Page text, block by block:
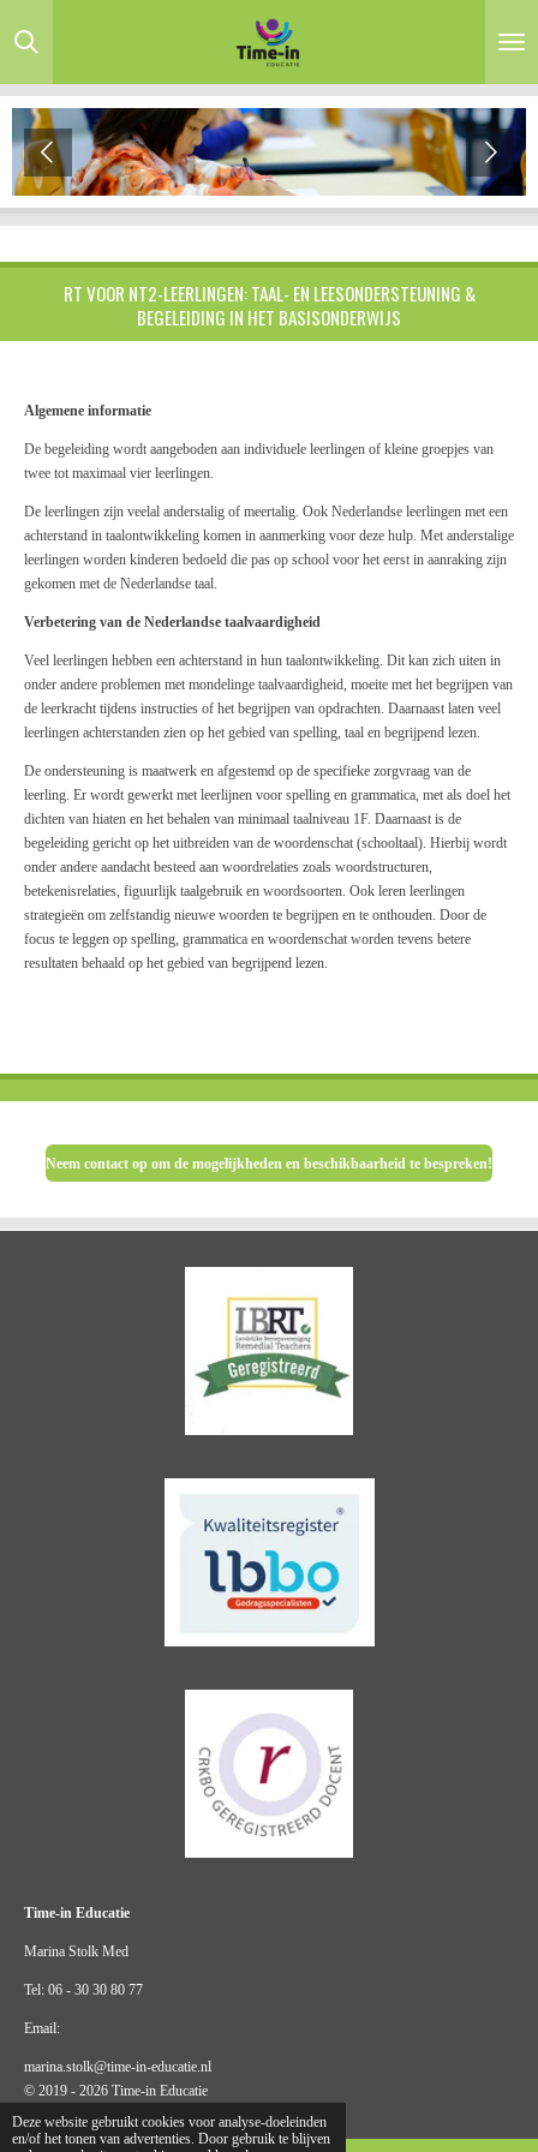
Deze website gebruikt cookies voor analyse-doeleinden
en/of het tonen van advertenties. Door gebruik te blijven
direct
de
hoofdinhoud
RT VOOR NT2-LEERLINGEN: TAAL- EN LEESONDERSTEUNING &
BEGELEIDING IN HET BASISONDERWIJS
Algemene informatie
De begeleiding wordt aangeboden aan individuele leerlingen of kleine groepjes van
twee tot maximaal vier leerlingen.
De leerlingen zijn veelal anderstalig of meertalig. Ook Nederlandse leerlingen met een
achterstand in taalontwikkeling komen in aanmerking voor deze hulp. Met anderstalige
leerlingen worden kinderen bedoeld die pas op school voor het eerst in aanraking zijn
gekomen met de Nederlandse taal.
Verbetering van de Nederlandse taalvaardigheid
Veel leerlingen hebben een achterstand in hun taalontwikkeling. Dit kan zich uiten in
onder andere problemen met mondelinge taalvaardigheid, moeite met het begrijpen van
de leerkracht tijdens instructies of het begrijpen van opdrachten. Daarnaast laten veel
leerlingen achterstanden zien op het gebied van spelling, taal en begrijpend lezen.
De ondersteuning is maatwerk en afgestemd op de specifieke zorgvraag van de
leerling. Er wordt gewerkt met leerlijnen voor spelling en grammatica, met als doel het
dichten van hiaten en het behalen van minimaal taalniveau 1F. Daarnaast is de
begeleiding gericht op het uitbreiden van de woordenschat (schooltaal). Hierbij wordt
onder andere aandacht besteed aan woordrelaties zoals woordstructuren,
betekenisrelaties, figuurlijk taalgebruik en woordsoorten. Ook leren leerlingen
strategieën om zelfstandig nieuwe woorden te begrijpen en te onthouden. Door de
focus te leggen op spelling, grammatica en woordenschat worden tevens betere
resultaten behaald op het gebied van begrijpend lezen.
Neem contact op om de mogelijkheden en beschikbaarheid te bespreken!
Time-in Educatie
Marina Stolk Med
Tel: 06 - 30 30 80 77
Email:
marina.stolk@time-in-educatie.nl
© 2019 - 2026 Time-in Educatie